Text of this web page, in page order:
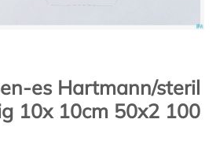
es Hartmann/steril
10x 10cm 50x2 100